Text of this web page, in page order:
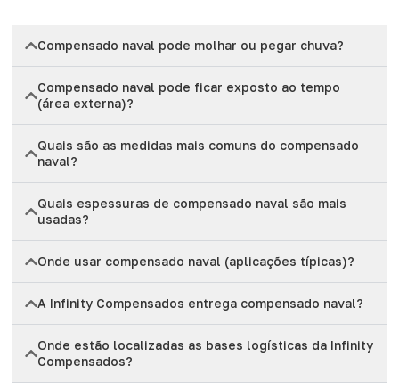
Compensado naval pode molhar ou pegar chuva?
Compensado naval pode ficar exposto ao tempo
(área externa)?
Quais são as medidas mais comuns do compensado
naval?
Quais espessuras de compensado naval são mais
usadas?
Onde usar compensado naval (aplicações típicas)?
A Infinity Compensados entrega compensado naval?
Onde estão localizadas as bases logísticas da Infinity
Compensados?